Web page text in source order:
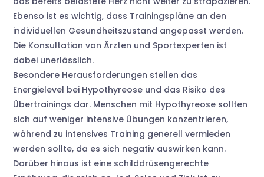
Ebenso ist es wichtig, dass Trainingspläne an den
individuellen Gesundheitszustand angepasst werden.
Die Konsultation von Ärzten und Sportexperten ist
dabei unerlässlich.
Besondere Herausforderungen stellen das
Energielevel bei Hypothyreose und das Risiko des
Übertrainings dar. Menschen mit Hypothyreose sollten
sich auf weniger intensive Übungen konzentrieren,
während zu intensives Training generell vermieden
werden sollte, da es sich negativ auswirken kann.
Darüber hinaus ist eine schilddrüsengerechte